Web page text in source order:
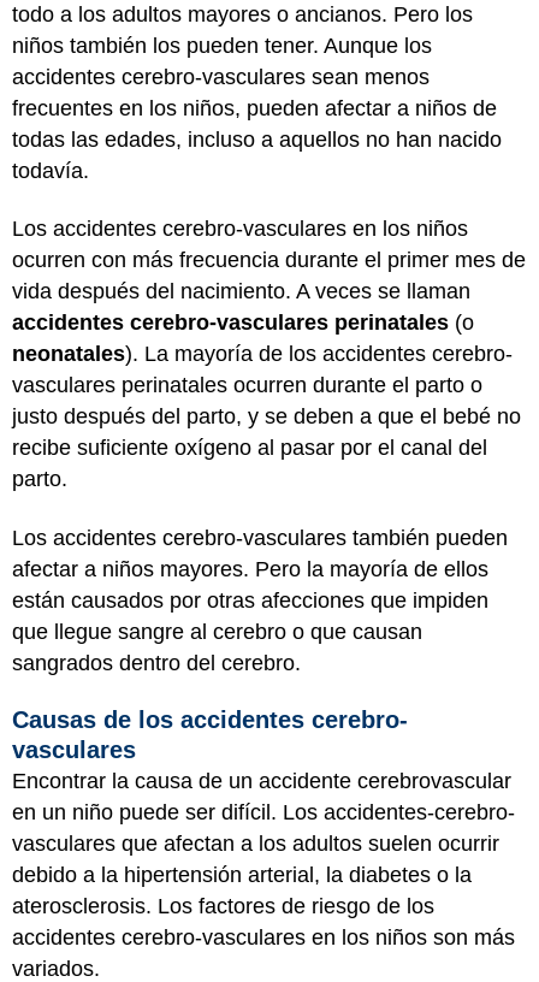
todo a los adultos mayores o ancianos. Pero los
niños también los pueden tener. Aunque los
accidentes cerebro-vasculares sean menos
frecuentes en los niños, pueden afectar a niños de
todas las edades, incluso a aquellos no han nacido
todavía.
Los accidentes cerebro-vasculares en los niños
ocurren con más frecuencia durante el primer mes de
vida después del nacimiento. A veces se llaman
accidentes cerebro-vasculares perinatales (o
neonatales). La mayoría de los accidentes cerebro-
vasculares perinatales ocurren durante el parto o
justo después del parto, y se deben a que el bebé no
recibe suficiente oxígeno al pasar por el canal del
parto.
Los accidentes cerebro-vasculares también pueden
afectar a niños mayores. Pero la mayoría de ellos
están causados por otras afecciones que impiden
que llegue sangre al cerebro o que causan
sangrados dentro del cerebro.
Causas de los accidentes cerebro-
vasculares
Encontrar la causa de un accidente cerebrovascular
en un niño puede ser difícil. Los accidentes-cerebro-
vasculares que afectan a los adultos suelen ocurrir
debido a la hipertensión arterial, la diabetes o la
aterosclerosis. Los factores de riesgo de los
accidentes cerebro-vasculares en los niños son más
variados.